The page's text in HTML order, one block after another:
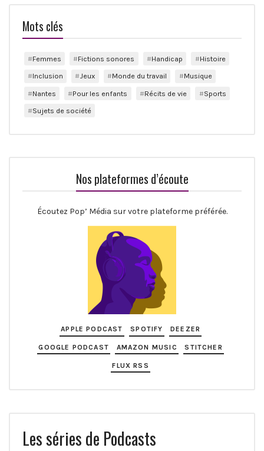
Mots clés
Femmes Fictions sonores Handicap
Histoire
Inclusion
Jeux Monde du travail
Musique
Nantes
Pour les enfants Récits de vie
Sports
Sujets de société
Nos plateformes d’écoute
Écoutez Pop’ Média sur votre plateforme préférée.
APPLE PODCAST SPOTIFY DEEZER
GOOGLE PODCAST AMAZON MUSIC STITCHER
FLUX RSS
Les séries de Podcasts